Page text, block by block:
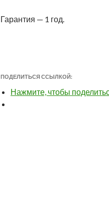
Гарантия — 1 год.
ПОДЕЛИТЬСЯ ССЫЛКОЙ:
Нажмите, чтобы